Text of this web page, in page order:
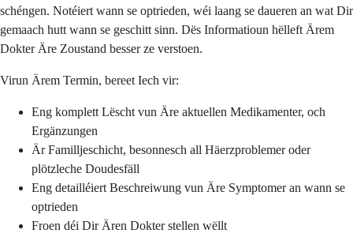
schéngen. Notéiert wann se optrieden, wéi laang se daueren an wat Dir
gemaach hutt wann se geschitt sinn. Dës Informatioun hëlleft Ärem
Dokter Äre Zoustand besser ze verstoen.
Virun Ärem Termin, bereet Iech vir:
Eng komplett Lëscht vun Äre aktuellen Medikamenter, och
Ergänzungen
Är Familljeschicht, besonnesch all Häerzproblemer oder
plötzleche Doudesfäll
Eng detailléiert Beschreiwung vun Äre Symptomer an wann se
optrieden
Froen déi Dir Ären Dokter stellen wëllt